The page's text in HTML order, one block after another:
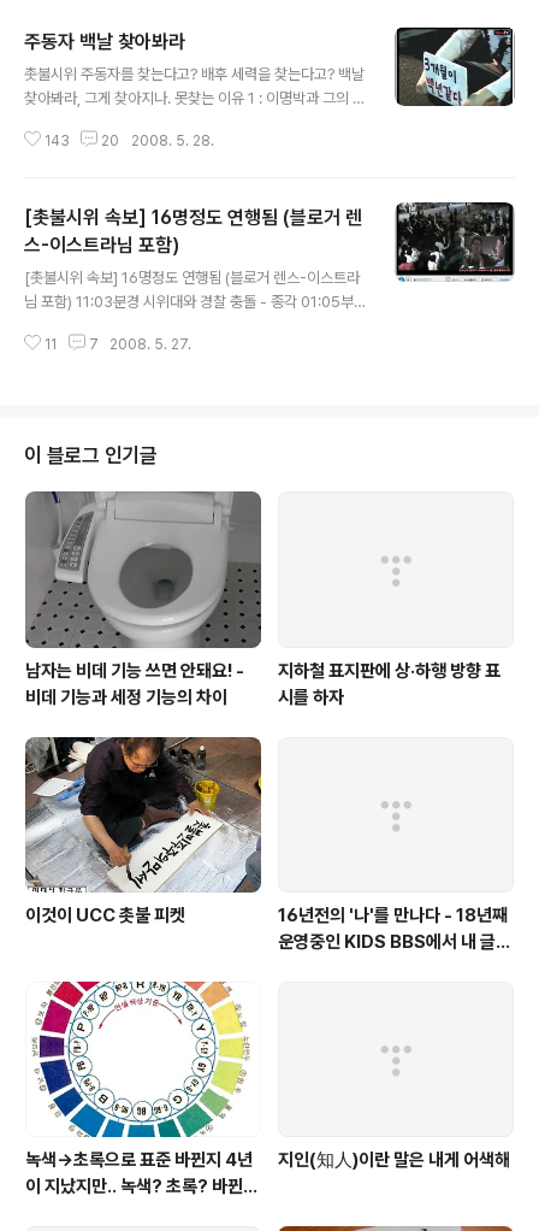
주동자 백날 찾아봐라
촛불시위 주동자를 찾는다고? 배후 세력을 찾는다고? 백날
찾아봐라, 그게 찾아지나. 못찾는 이유 1 : 이명박과 그의 정
진원지, 오랫동안 광우병 괴담을 퍼뜨렸던 조중동도 한 몫.
집해야 할 듯. (집회에서 잡힌사람을 알바로 쓰면 되나?) 못
찾는 이유 3 : 80년대 전두환식 간첩 때려잡기로는 2008
년 민주시민을 절대 못잡기 때문 아직도 인터넷에 적응못
하는 경찰과 정권 수뇌부. 인터넷이 무슨 간첩조직처럼 되
어 있는 줄 아는 모양 못찾는 이유 4 : 아마도, 촛불시위를
가장 많이 참석한 "경찰"들도 결국 촛불을 들것이라 믿기
143 20 2008. 5. 28.
[촛불시위 속보] 16명정도 연행됨 (블로거 렌
스-이스트라님 포함)
[촛불시위 속보] 16명정도 연행됨 (블로거 렌스-이스트라
님 포함) 11:03분경 시위대와 경찰 충돌 - 종각 01:05부
람들을 취재하려는 취재진의 열기.. 사진기를 버리고 사람
경찰서에 연행되었다고.. rens.tistory.com 에 위로의 글
이라도 남겨야 할 듯 합니다. 아무 일 없이 풀려나기를 빕니
다. 1:51 현재 상황 16명 정도 연행되었구요. (강북서 / 금
천서) 블로거 렌스님 (이스트라님)도 포함되어 있습니다.
여고생도 있었다고 하는데, 풀려났다는 진보신..
11 7 2008. 5. 27.
이 블로그 인기글
남자는 비데 기능 쓰면 안돼요! -
비데 기능과 세정 기능의 차이
지하철 표지판에 상·하행 방향 표
시를 하자
이것이 UCC 촛불 피켓
16년전의 '나'를 만나다 - 18년째
운영중인 KIDS BBS에서 내 글을
녹색→초록으로 표준 바뀐지 4년
이 지났지만.. 녹색? 초록? 바뀐
지인(知人)이란 말은 내게 어색해